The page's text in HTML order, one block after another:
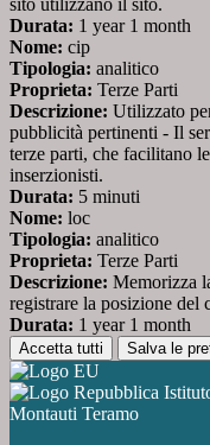
sito utilizzano il sito.
Durata: 1 year 1 month
Nome: cip
Tipologia: analitico
Proprieta: Terze Parti
Descrizione: Utilizzato
pubblicità pertinenti - Il
terze parti, che facilitano
inserzionisti.
Durata: 5 minuti
Nome: loc
Tipologia: analitico
Proprieta: Terze Parti
Descrizione: Memorizza
registrare la posizione del
Durata: 1 year 1 month
Accetta tutti Salva le
Montauti Teramo